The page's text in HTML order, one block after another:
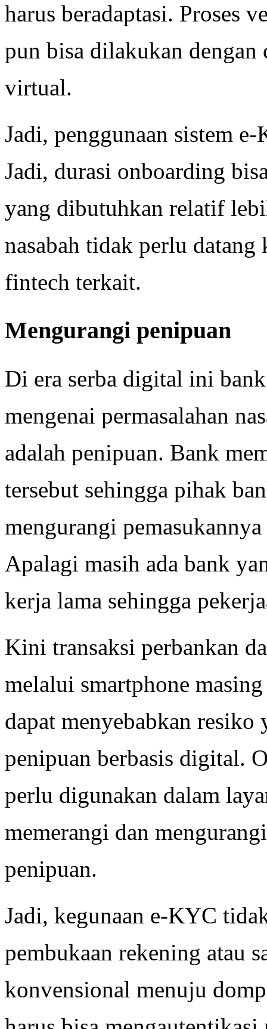
harus beradaptasi. Proses
pun bisa dilakukan dengan
virtual.
Jadi, penggunaan sistem
Jadi, durasi onboarding
yang dibutuhkan relatif
nasabah tidak perlu datang
fintech terkait.
Mengurangi penipuan
Di era serba digital ini
mengenai permasalahan
adalah penipuan. Bank
tersebut sehingga pihak
mengurangi
Apalagi masih ada bank
kerja lama sehingga
Kini transaksi perbankan
melalui smartphone
dapat menyebabkan
penipuan berbasis digital.
perlu digunakan dalam
memerangi dan
penipuan.
Jadi, kegunaan e-KYC
pembukaan rekening atau
konvensional menuju